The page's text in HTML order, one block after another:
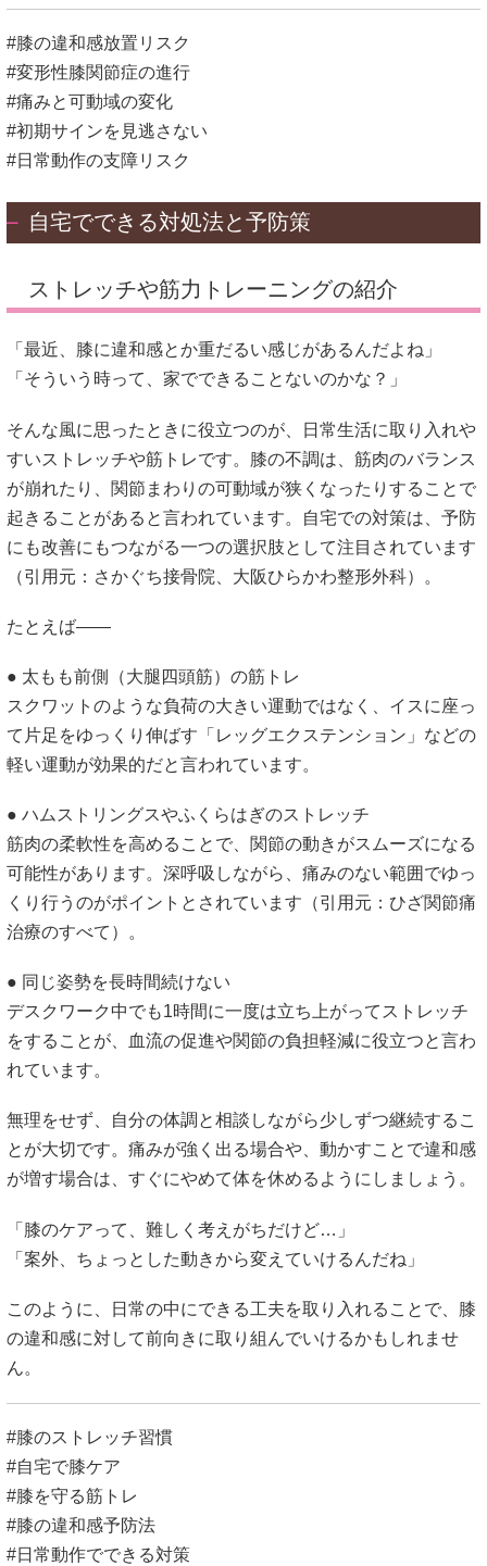
#膝の違和感放置リスク
#変形性膝関節症の進行
#痛みと可動域の変化
#初期サインを見逃さない
#日常動作の支障リスク
自宅でできる対処法と予防策
ストレッチや筋力トレーニングの紹介
「最近、膝に違和感とか重だるい感じがあるんだよね」
「そういう時って、家でできることないのかな？」
そんな風に思ったときに役立つのが、日常生活に取り入れや
すいストレッチや筋トレです。膝の不調は、筋肉のバランス
が崩れたり、関節まわりの可動域が狭くなったりすることで
起きることがあると言われています。自宅での対策は、予防
にも改善にもつながる一つの選択肢として注目されています
（引用元： さかぐち接骨院 大阪ひらかわ整形外科）。
たとえば――
● 太もも前側（大腿四頭筋）の筋トレ
スクワットのような負荷の大きい運動ではなく、イスに座っ
て片足をゆっくり伸ばす「レッグエクステンション」などの
軽い運動が効果的だと言われています。
● ハムストリングスやふくらはぎのストレッチ
筋肉の柔軟性を高めることで、関節の動きがスムーズになる
可能性があります。深呼吸しながら、痛みのない範囲でゆっ
くり行うのがポイントとされています（引用元： ひざ関節痛
治療のすべて ）。
● 同じ姿勢を長時間続けない
デスクワーク中でも1時間に一度は立ち上がってストレッチ
をすることが、血流の促進や関節の負担軽減に役立つと言わ
れています。
無理をせず、自分の体調と相談しながら少しずつ継続するこ
とが大切です。痛みが強く出る場合や、動かすことで違和感
が増す場合は、すぐにやめて体を休めるようにしましょう。
「膝のケアって、難しく考えがちだけど…」
「案外、ちょっとした動きから変えていけるんだね」
このように、日常の中にできる工夫を取り入れることで、膝
の違和感に対して前向きに取り組んでいけるかもしれませ
ん。
#膝のストレッチ習慣
#自宅で膝ケア
#膝を守る筋トレ
#膝の違和感予防法
#日常動作でできる対策